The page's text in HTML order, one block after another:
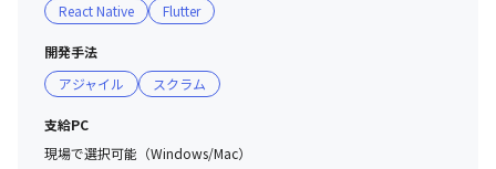
【主要な開発言語】
・バックエンド　：Java(Spring Framework) /
PHP(Laravel) / Go / Ruby …etc
・フロントエンド：JavaScript(Vue.js / React.js /
Angular) / TypeScript
・モバイル　　　：Kotlin / Swift / React Native /
React Native
Flutter
開発手法
アジャイル
スクラム
支給PC
現場で選択可能（Windows/Mac）